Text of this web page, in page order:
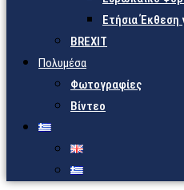
Ετήσια Έκθεση
BREXIT
Πολυμέσα
Φωτογραφίες
Βίντεο